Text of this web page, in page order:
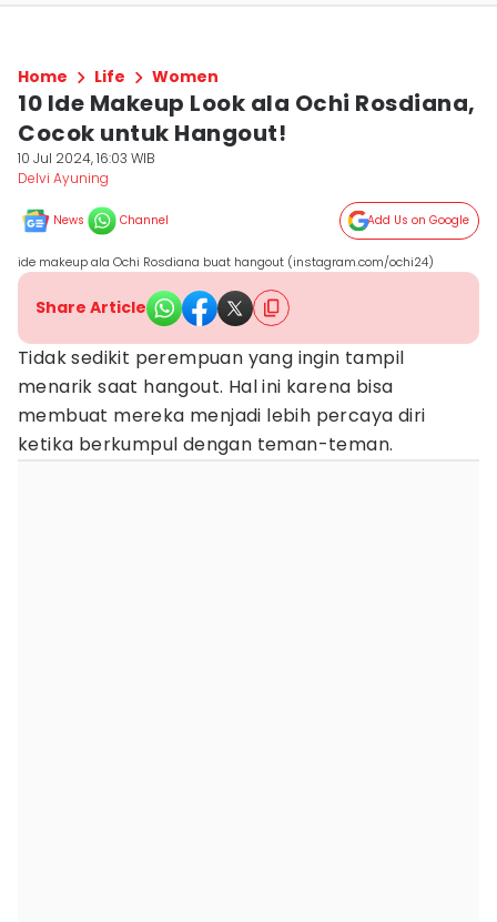
Home Life Women
10 Ide Makeup Look ala Ochi Rosdiana,
Cocok untuk Hangout!
10 Jul 2024, 16:03 WIB
Delvi Ayuning
News Channel Add Us on Google
ide makeup ala Ochi Rosdiana buat hangout (instagram.com/ochi24)
Share Article
Tidak sedikit perempuan yang ingin tampil
menarik saat hangout. Hal ini karena bisa
membuat mereka menjadi lebih percaya diri
ketika berkumpul dengan teman-teman.